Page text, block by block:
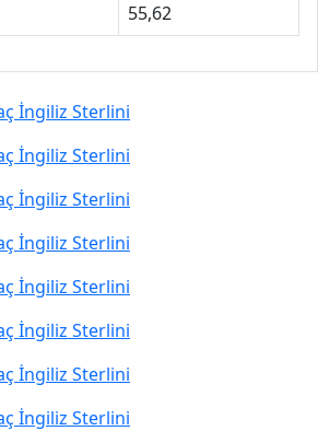
55,62
İngiliz Sterlini
İngiliz Sterlini
İngiliz Sterlini
İngiliz Sterlini
İngiliz Sterlini
İngiliz Sterlini
İngiliz Sterlini
İngiliz Sterlini